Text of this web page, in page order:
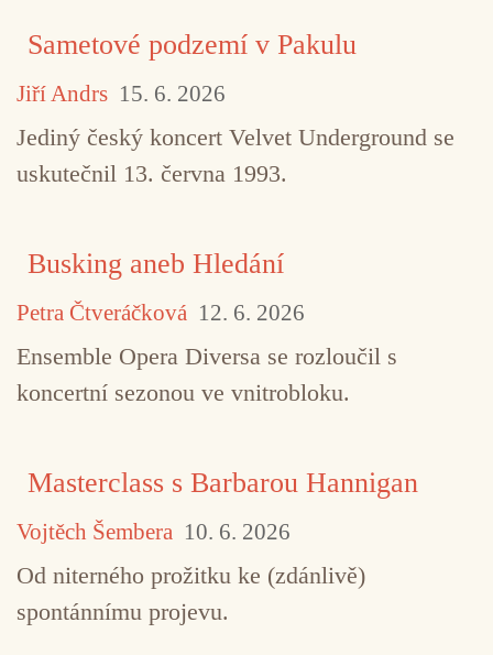
Sametové podzemí v Pakulu
Jiří Andrs 15. 6. 2026
Jediný český koncert Velvet Underground se
uskutečnil 13. června 1993.
Busking aneb Hledání
Petra Čtveráčková 12. 6. 2026
Ensemble Opera Diversa se rozloučil s
koncertní sezonou ve vnitrobloku.
Masterclass s Barbarou Hannigan
Vojtěch Šembera 10. 6. 2026
Od niterného prožitku ke (zdánlivě)
spontánnímu projevu.